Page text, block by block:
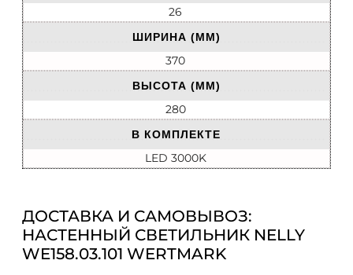
26
ШИРИНА (ММ)
370
ВЫСОТА (ММ)
280
В КОМПЛЕКТЕ
LED 3000K
ДОСТАВКА И САМОВЫВОЗ:
НАСТЕННЫЙ СВЕТИЛЬНИК NELLY
WE158.03.101 WERTMARK